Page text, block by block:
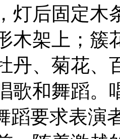
灯后固定木
木架上；簇
丹、菊花、
歌和舞蹈。
蹈要求表演